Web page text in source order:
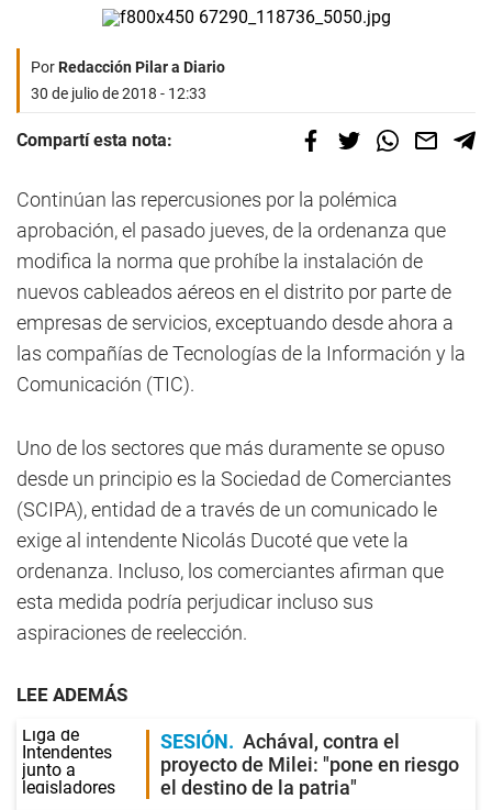
PorRedacción Pilar a Diario
30 de julio de 2018 - 12:33
Compartí esta nota:
Continúan las repercusiones por la polémica
aprobación, el pasado jueves, de la ordenanza que
modifica la norma que prohíbe la instalación de
nuevos cableados aéreos en el distrito por parte de
empresas de servicios, exceptuando desde ahora a
las compañías de Tecnologías de la Información y la
Comunicación (TIC).
Uno de los sectores que más duramente se opuso
desde un principio es la Sociedad de Comerciantes
(SCIPA), entidad de a través de un comunicado le
exige al intendente Nicolás Ducoté que vete la
ordenanza. Incluso, los comerciantes afirman que
esta medida podría perjudicar incluso sus
aspiraciones de reelección.
LEE ADEMÁS
SESIÓN
Achával, contra el
proyecto de Milei: "pone en riesgo
el destino de la patria"